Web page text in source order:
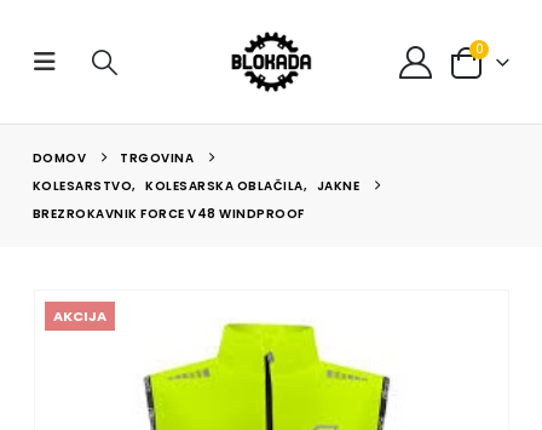
0
DOMOV
TRGOVINA
KOLESARSTVO, KOLESARSKA OBLAČILA, JAKNE
BREZROKAVNIK FORCE V48 WINDPROOF
AKCIJA